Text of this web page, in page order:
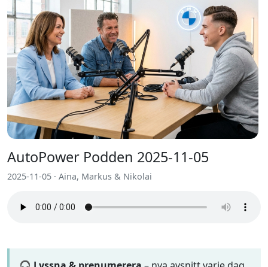
AutoPower Podden 2025-11-05
2025-11-05 · Aina, Markus & Nikolai